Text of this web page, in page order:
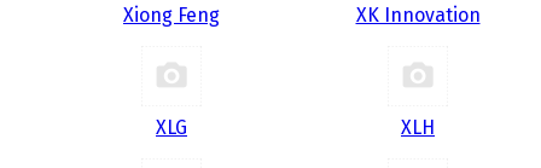
Xiong Feng XK Innovation
XLG XLH